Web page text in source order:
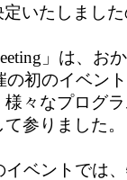
定いたしまし
」は、お
の初のイベン
様々なプログ
参りました。
ベントでは